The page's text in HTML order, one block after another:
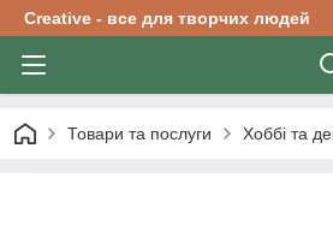
Creative - все для творчих людей
Товари та послуги Хоббі та